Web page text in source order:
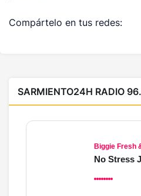
Compártelo en tus redes:
SARMIENTO24H RADIO
Biggie Fresh
No Stress